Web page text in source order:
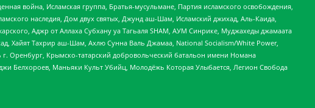
война, Исламская группа, Братья-мусульмане, Партия исламского освобождения,
наследия, Дом двух святых, Джунд аш-Шам, Исламский джихад, Аль-Каида,
Аджр от Аллаха Субхану уа Тагьаля SHAM, АУМ Синрике, Муджахеды джамаата
Хайят Тахрир аш-Шам, Ахлю Сунна Валь Джамаа, National Socialism/White Power,
Оренбург, Крымско-татарский добровольческий батальон имени Номана
Белхороев, Маньяки Культ Убийц, Молодёжь Которая Улыбается, Легион Свобода